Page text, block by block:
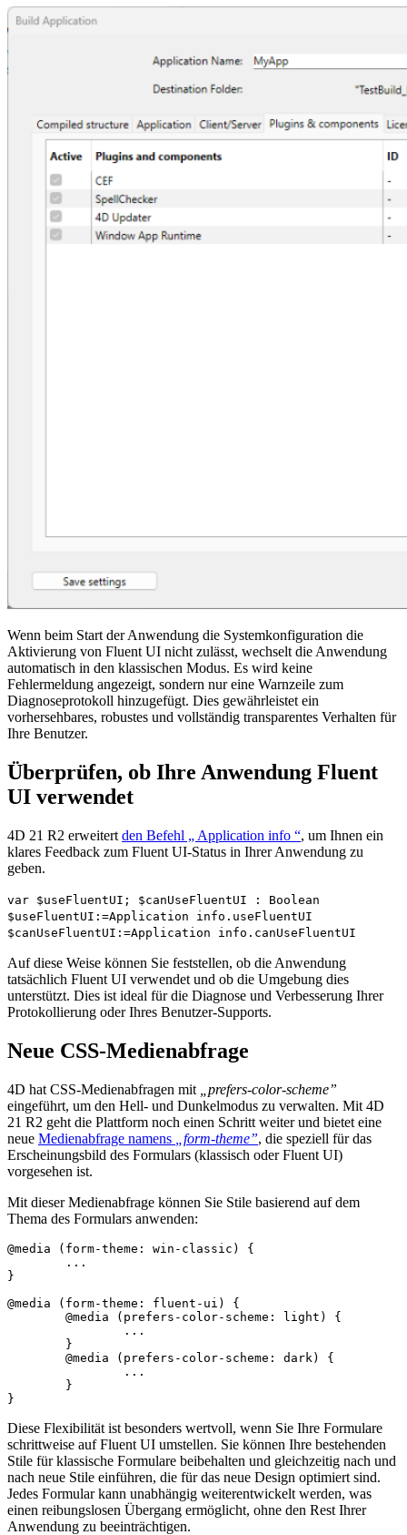
Wenn beim Start der Anwendung die Systemkonfiguration die
Aktivierung von Fluent UI nicht zulässt, wechselt die Anwendung
automatisch in den klassischen Modus. Es wird keine
Fehlermeldung angezeigt, sondern nur eine Warnzeile zum
Diagnoseprotokoll hinzugefügt. Dies gewährleistet ein
vorhersehbares, robustes und vollständig transparentes Verhalten für
Ihre Benutzer.
Überprüfen, ob Ihre Anwendung Fluent
UI verwendet
4D 21 R2 erweitert den Befehl „ Application info “, um Ihnen ein
klares Feedback zum Fluent UI-Status in Ihrer Anwendung zu
geben.
var $useFluentUI ; $canUseFluentUI : Boolean
$useFluentUI :=Application info . useFluentUI
$canUseFluentUI :=Application info . canUseFluentUI
Auf diese Weise können Sie feststellen, ob die Anwendung
tatsächlich Fluent UI verwendet und ob die Umgebung dies
unterstützt. Dies ist ideal für die Diagnose und Verbesserung Ihrer
Protokollierung oder Ihres Benutzer-Supports.
Neue CSS-Medienabfrage
4D hat CSS-Medienabfragen mit
„prefers-color-scheme”
eingeführt, um den Hell- und Dunkelmodus zu verwalten. Mit 4D
21 R2 geht die Plattform noch einen Schritt weiter und bietet eine
neue Medienabfrage namens „form-theme”, die speziell für das
Erscheinungsbild des Formulars (klassisch oder Fluent UI)
vorgesehen ist.
Mit dieser Medienabfrage können Sie Stile basierend auf dem
Thema des Formulars anwenden:
@media (form-theme: win-classic) {
}
@media (form-theme: fluent-ui) {
}
Diese Flexibilität ist besonders wertvoll, wenn Sie Ihre Formulare
schrittweise auf Fluent UI umstellen. Sie können Ihre bestehenden
Stile für klassische Formulare beibehalten und gleichzeitig nach und
nach neue Stile einführen, die für das neue Design optimiert sind.
Jedes Formular kann unabhängig weiterentwickelt werden, was
einen reibungslosen Übergang ermöglicht, ohne den Rest Ihrer
Anwendung zu beeinträchtigen.